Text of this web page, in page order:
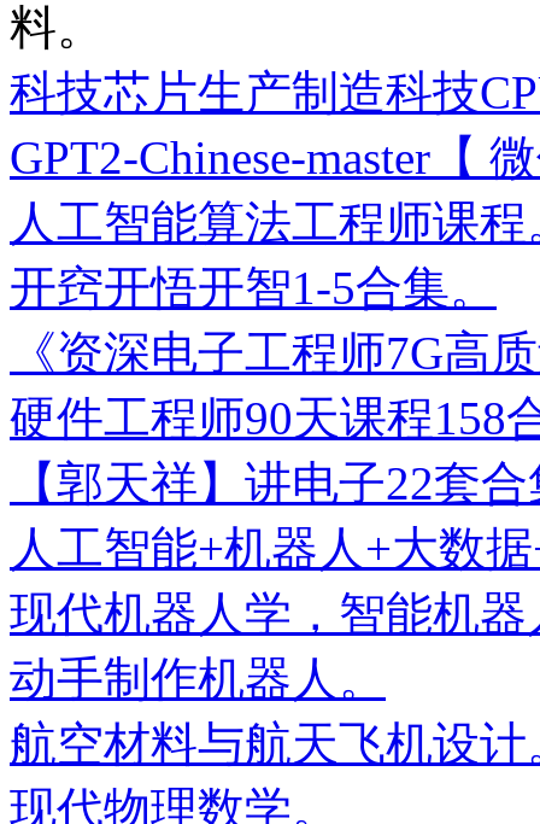
料。
科技芯片生产制造科技
GPT2-Chinese-master【
人工智能算法工程师课程
开窍开悟开智1-5合集。
《资深电子工程师7G高
硬件工程师90天课程158
【郭天祥】讲电子22套
人工智能+机器人+大数
现代机器人学，智能机
动手制作机器人。
航空材料与航天飞机设计
现代物理数学。